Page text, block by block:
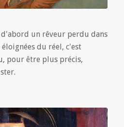
d'abord un rêveur perdu dans
éloignées du réel, c'est
pour être plus précis,